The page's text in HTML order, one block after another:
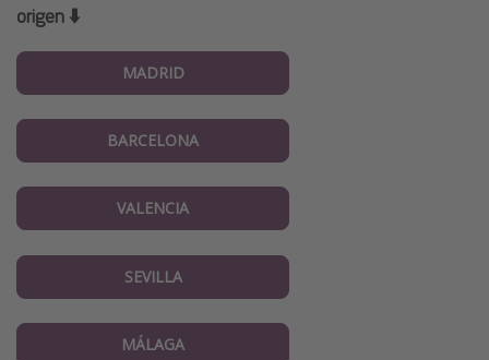
origen ⬇️
MADRID
BARCELONA
VALENCIA
SEVILLA
MÁLAGA